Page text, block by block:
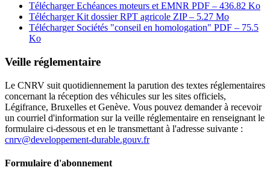
Télécharger Echéances moteurs et EMNR PDF – 436.82 Ko
Télécharger Kit dossier RPT agricole ZIP – 5.27 Mo
Télécharger Sociétés "conseil en homologation" PDF – 75.5
Ko
Veille réglementaire
Le CNRV suit quotidiennement la parution des textes réglementaires
concernant la réception des véhicules sur les sites officiels,
Légifrance, Bruxelles et Genève. Vous pouvez demander à recevoir
un courriel d'information sur la veille réglementaire en renseignant le
formulaire ci-dessous et en le transmettant à l'adresse suivante :
cnrv@developpement-durable.gouv.fr
Formulaire d'abonnement